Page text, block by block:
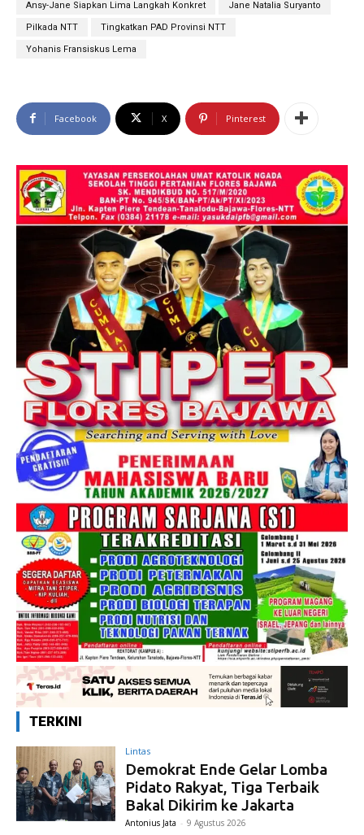
Ansy-Jane Siapkan Lima Langkah Konkret Jane Natalia Suryanto
Pilkada NTT Tingkatkan PAD Provinsi NTT
Yohanis Fransiskus Lema
Facebook X Pinterest
TERKINI
Lintas
Demokrat Ende Gelar Lomba
Pidato Rakyat, Tiga Terbaik
Bakal Dikirim ke Jakarta
Antonius Jata - 9 Agustus 2026